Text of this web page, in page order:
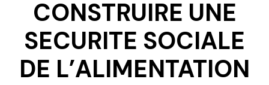
CONSTRUIRE UNE
SECURITE SOCIALE
DE L’ALIMENTATION